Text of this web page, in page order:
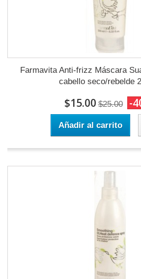
Farmavita Anti-frizz Máscara
cabello seco/rebelde
$15.00 $25.00 -
Añadir al carrito